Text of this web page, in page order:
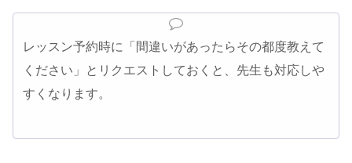
レッスン予約時に「間違いがあったらその都度教えて
ください」とリクエストしておくと、先生も対応しや
すくなります。